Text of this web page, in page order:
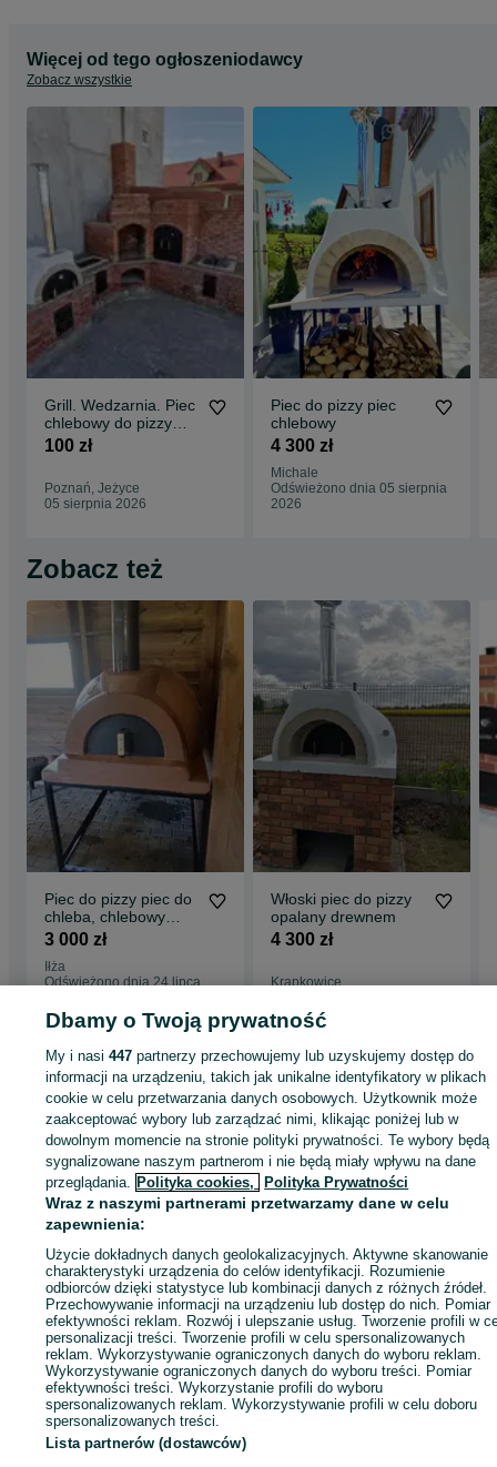
Więcej od tego ogłoszeniodawcy
Zobacz wszystkie
Grill. Wedzarnia. Piec
chlebowy do pizzy
angielka
100 zł
Poznań, Jeżyce
05 sierpnia 2026
Piec do pizzy piec
chlebowy
4 300 zł
Michale
Odświeżono dnia 05 sierpnia
2026
Zobacz też
Piec do pizzy piec do
chleba, chlebowy
mięso mięsiwo wypiek
wędzarni kuchnia
ogrodowa
3 000 zł
Iłża
Odświeżono dnia 24 lipca
Włoski piec do pizzy
opalany drewnem
4 300 zł
Krapkowice
Strona główna Firma i Przemysł Gastronomia Piece do pizzy
Piece do
pizzy - Dolnośląskie
Piece do pizzy - Lubin
KATEGORIA
ID:910225060 Wyświetlenia:
Zadzwoń / SMS Wyślij wiadomość
Dbamy o Twoją prywatność
My i nasi447 partnerzy przechowujemy lub uzyskujemy dostęp do
informacji na urządzeniu, takich jak unikalne identyfikatory w plikach
cookie w celu przetwarzania danych osobowych. Użytkownik może
zaakceptować wybory lub zarządzać nimi, klikając poniżej lub w
dowolnym momencie na stronie polityki prywatności. Te wybory będą
sygnalizowane naszym partnerom i nie będą miały wpływu na dane
przeglądania. Polityka cookies, Polityka Prywatności
Wraz z naszymi partnerami przetwarzamy dane w celu
zapewnienia:
Użycie dokładnych danych geolokalizacyjnych. Aktywne skanowanie
charakterystyki urządzenia do celów identyfikacji. Rozumienie
odbiorców dzięki statystyce lub kombinacji danych z różnych źródeł.
Przechowywanie informacji na urządzeniu lub dostęp do nich. Pomiar
efektywności reklam. Rozwój i ulepszanie usług. Tworzenie profili w
personalizacji treści. Tworzenie profili w celu spersonalizowanych
reklam. Wykorzystywanie ograniczonych danych do wyboru reklam.
Wykorzystywanie ograniczonych danych do wyboru treści. Pomiar
efektywności treści. Wykorzystanie profili do wyboru
spersonalizowanych reklam. Wykorzystywanie profili w celu doboru
spersonalizowanych treści.
Lista partnerów (dostawców)